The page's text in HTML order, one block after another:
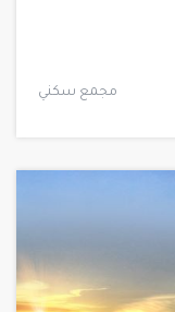
مجمع سكني